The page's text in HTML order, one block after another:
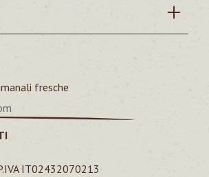
fresche
IT02432070213